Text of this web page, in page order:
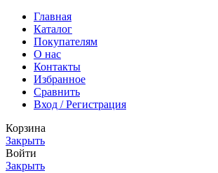
Главная
Каталог
Покупателям
О нас
Контакты
Избранное
Сравнить
Вход / Регистрация
Корзина
Закрыть
Войти
Закрыть